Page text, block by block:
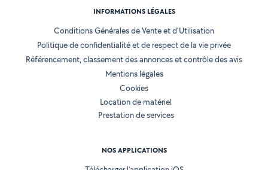
INFORMATIONS LÉGALES
Conditions Générales de Vente et d'Utilisation
Politique de confidentialité et de respect de la vie privée
Référencement, classement des annonces et contrôle des avis
Mentions légales
Cookies
Location de matériel
Prestation de services
NOS APPLICATIONS